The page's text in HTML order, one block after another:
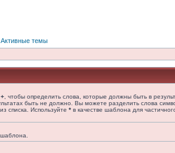
Активные темы
+ , чтобы определить слова, которые должны быть в
быть не должно. Вы можете разделить слова
списка. Используйте * в качестве шаблона для